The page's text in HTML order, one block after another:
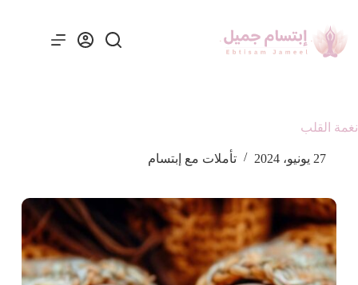
نغمة القلب
27 يونيو، 2024 تأملات مع إبتسام